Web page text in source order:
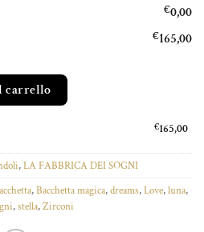
€0,00
€165,00
carrello
€165,00
,LA FABBRICA DEI SOGNI
,Bacchetta magica,dreams,Love,luna,
,stella,Zirconi